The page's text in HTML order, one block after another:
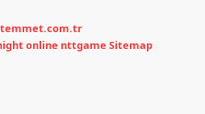
online nttgame Sitemap